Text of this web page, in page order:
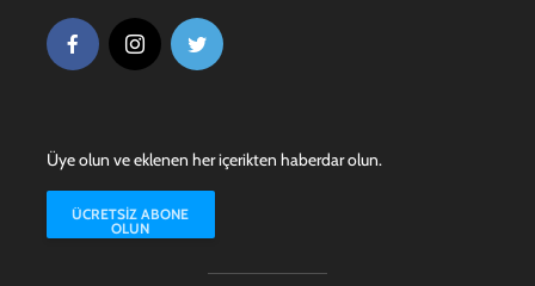
Üye olun ve eklenen her içerikten haberdar olun.
ÜCRETSIZ ABONE
OLUN